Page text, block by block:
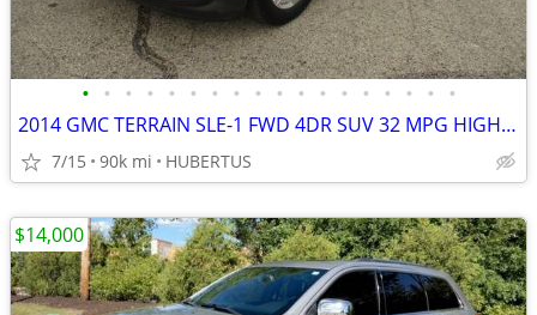
• • • • • • • • • • • • • • • • • •
2014 GMC TERRAIN SLE-1 FWD 4DR SUV 32 MPG HIGHWAY!
7/15 90k mi HUBERTUS
$14,000